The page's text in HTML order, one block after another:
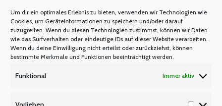
Um dir ein optimales Erlebnis zu bieten, verwenden wir Technologien wie
Cookies, um Geräteinformationen zu speichern und/oder darauf
zuzugreifen. Wenn du diesen Technologien zustimmst, können wir Daten
wie das Surfverhalten oder eindeutige IDs auf dieser Website verarbeiten.
Wenn du deine Einwilligung nicht erteilst oder zurückziehst, können
bestimmte Merkmale und Funktionen beeinträchtigt werden.
Funktional Immer aktiv
Mastercard
Warum Mitglied werden?
Mitgliedsbeitrag
Mitglied werden